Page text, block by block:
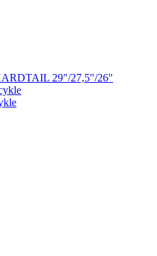
29"/27,5"/26"